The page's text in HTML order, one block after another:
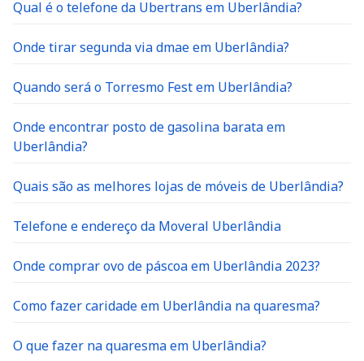
Qual é o telefone da Ubertrans em Uberlândia?
Onde tirar segunda via dmae em Uberlândia?
Quando será o Torresmo Fest em Uberlândia?
Onde encontrar posto de gasolina barata em
Uberlândia?
Quais são as melhores lojas de móveis de Uberlândia?
Telefone e endereço da Moveral Uberlândia
Onde comprar ovo de páscoa em Uberlândia 2023?
Como fazer caridade em Uberlândia na quaresma?
O que fazer na quaresma em Uberlândia?